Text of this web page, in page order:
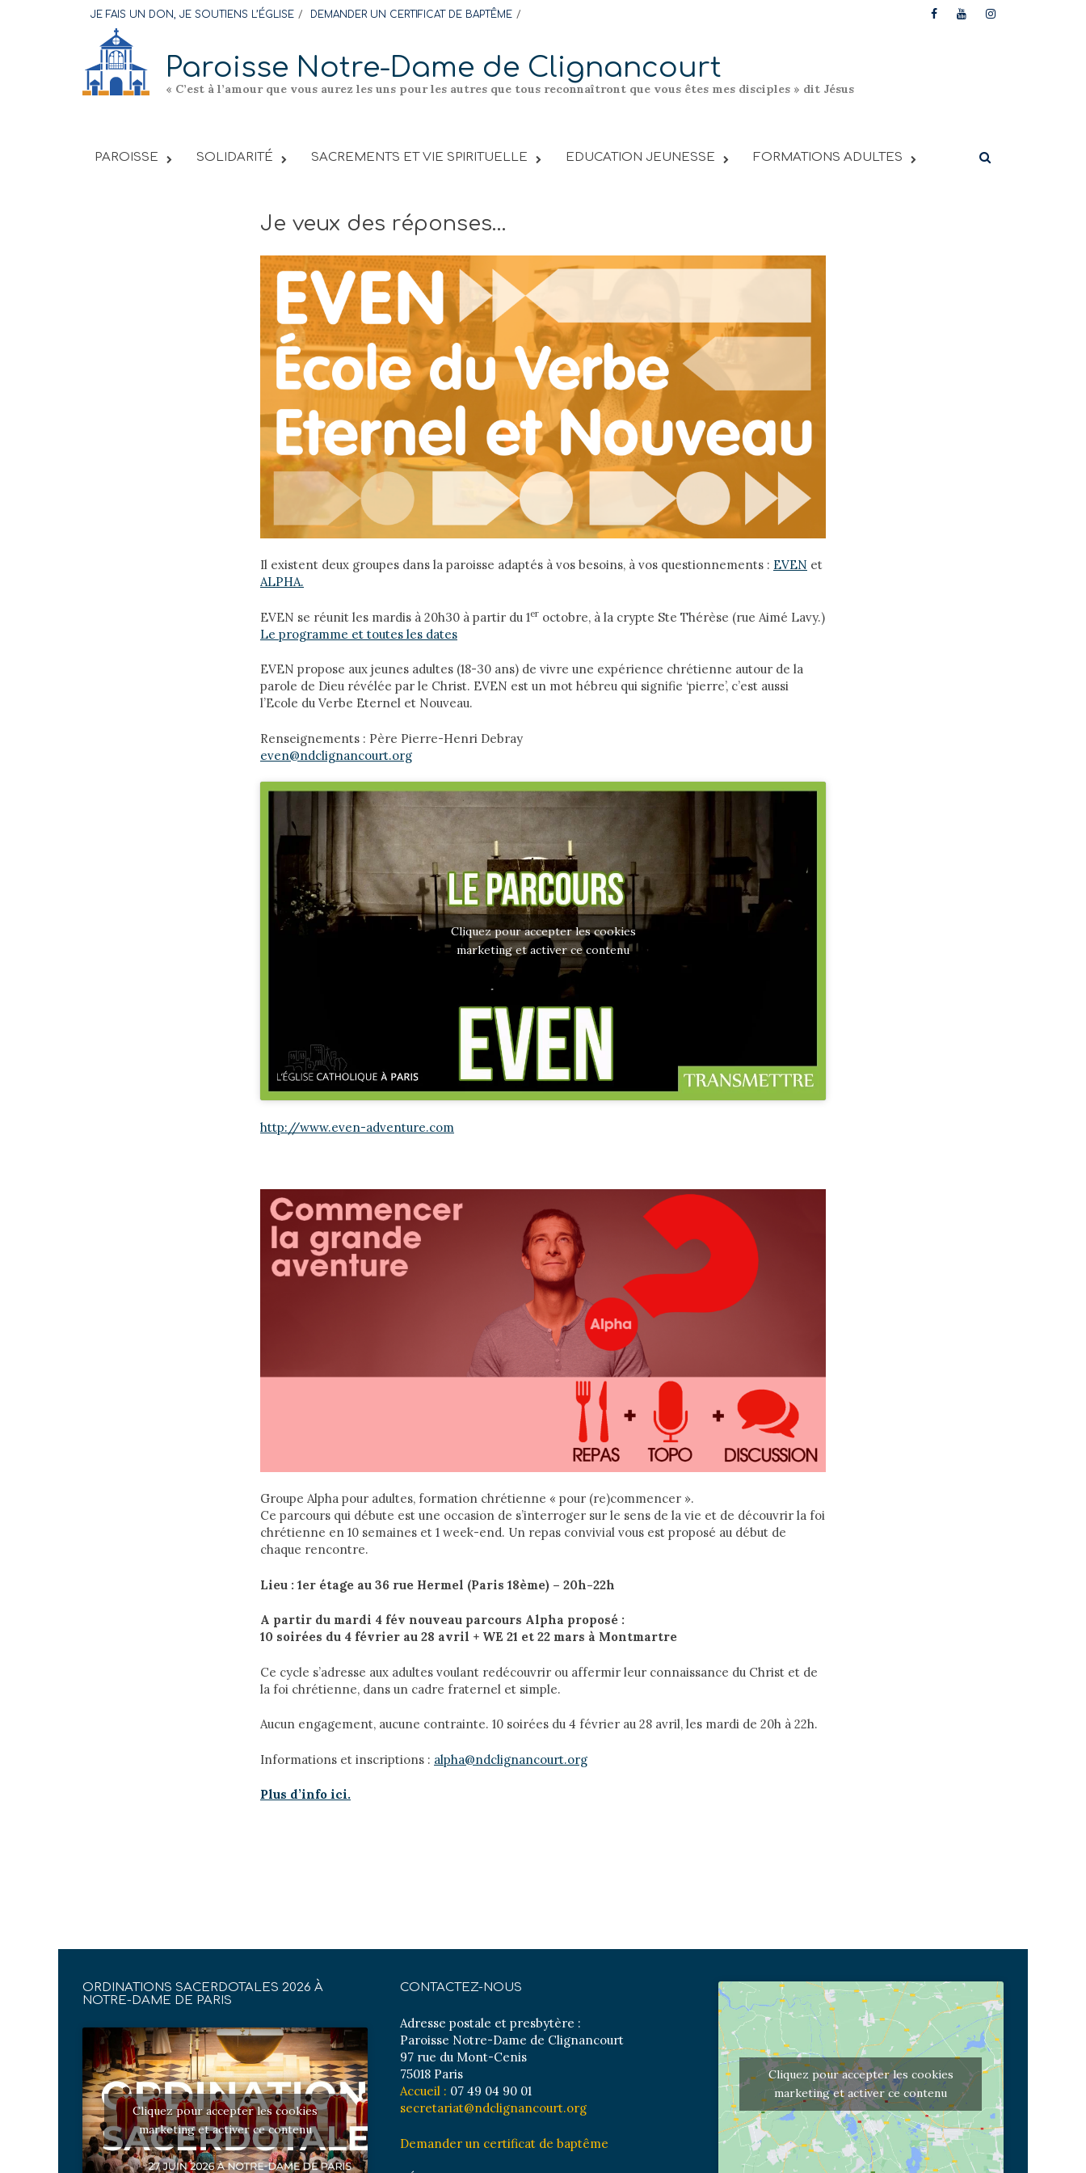
content
JE FAIS UN DON, JE SOUTIENS L’ÉGLISE DEMANDER UN CERTIFICAT DE BAPTÊME
Paroisse Notre-Dame de Clignancourt
« C’est à l’amour que vous aurez les uns pour les autres que tous reconnaîtront que vous êtes mes disciples » dit Jésus
PAROISSE SOLIDARITÉ SACREMENTS ET VIE SPIRITUELLE EDUCATION JEUNESSE FORMATIONS ADULTES
Je veux des réponses…
Il existent deux groupes dans la paroisse adaptés à vos besoins, à vos questionnements : EVEN et
ALPHA.
EVEN se réunit les mardis à 20h30 à partir du 1er octobre, à la crypte Ste Thérèse (rue Aimé Lavy.)
Le programme et toutes les dates
EVEN propose aux jeunes adultes (18-30 ans) de vivre une expérience chrétienne autour de la
parole de Dieu révélée par le Christ. EVEN est un mot hébreu qui signifie ‘pierre’, c’est aussi
l’Ecole du Verbe Eternel et Nouveau.
Renseignements : Père Pierre-Henri Debray
even@ndclignancourt.org
Cliquez pour accepter les cookies
marketing et activer ce contenu
http://www.even-adventure.com
Groupe Alpha pour adultes, formation chrétienne « pour (re)commencer ».
Ce parcours qui débute est une occasion de s’interroger sur le sens de la vie et de découvrir la foi
chrétienne en 10 semaines et 1 week-end. Un repas convivial vous est proposé au début de
chaque rencontre.
Lieu : 1er étage au 36 rue Hermel (Paris 18ème) – 20h-22h
A partir du mardi 4 fév nouveau parcours Alpha proposé :
10 soirées du 4 février au 28 avril + WE 21 et 22 mars à Montmartre
Ce cycle s’adresse aux adultes voulant redécouvrir ou affermir leur connaissance du Christ et de
la foi chrétienne, dans un cadre fraternel et simple.
Aucun engagement, aucune contrainte. 10 soirées du 4 février au 28 avril, les mardi de 20h à 22h.
Informations et inscriptions : alpha@ndclignancourt.org
Plus d’info ici.
ORDINATIONS SACERDOTALES 2026 À
NOTRE-DAME DE PARIS
Cliquez pour accepter les cookies
marketing et activer ce contenu
CONTACTEZ-NOUS
Adresse postale et presbytère :
Paroisse Notre-Dame de Clignancourt
97 rue du Mont-Cenis
75018 Paris
Accueil : 07 49 04 90 01
secretariat@ndclignancourt.org
Demander un certificat de baptême
Cliquez pour accepter les cookies
marketing et activer ce contenu